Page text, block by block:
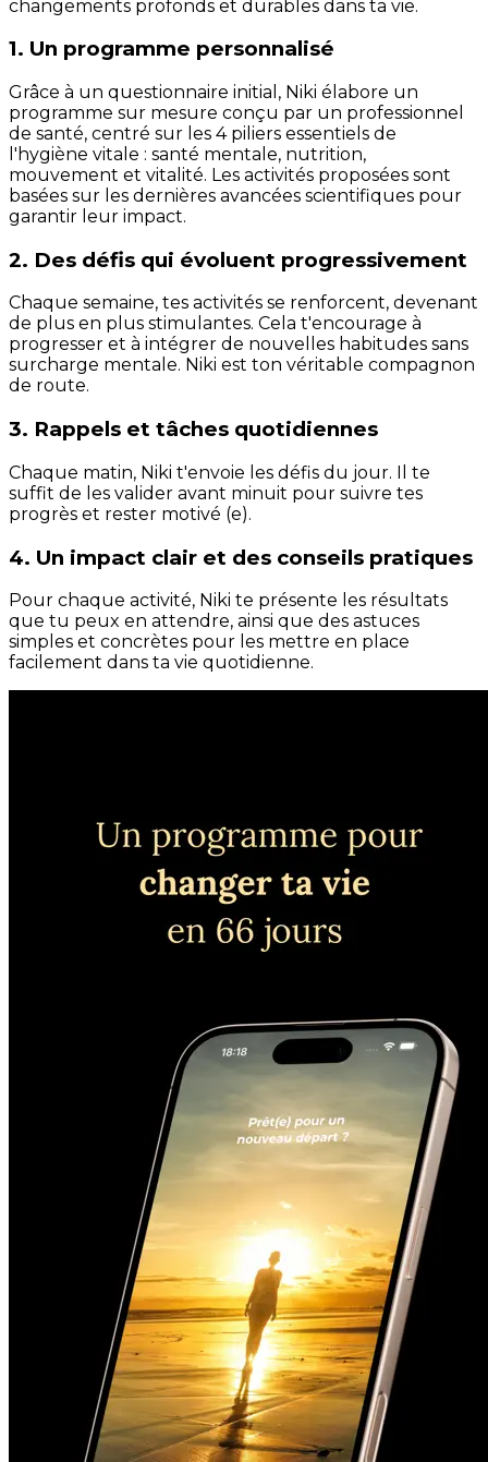
changements profonds et durables dans ta vie.
1. Un programme personnalisé
Grâce à un questionnaire initial, Niki élabore un
programme sur mesure conçu par un professionnel
de santé, centré sur les 4 piliers essentiels de
l'hygiène vitale : santé mentale, nutrition,
mouvement et vitalité. Les activités proposées sont
basées sur les dernières avancées scientifiques pour
garantir leur impact.
2. Des défis qui évoluent progressivement
Chaque semaine, tes activités se renforcent, devenant
de plus en plus stimulantes. Cela t'encourage à
progresser et à intégrer de nouvelles habitudes sans
surcharge mentale. Niki est ton véritable compagnon
de route.
3. Rappels et tâches quotidiennes
Chaque matin, Niki t'envoie les défis du jour. Il te
suffit de les valider avant minuit pour suivre tes
progrès et rester motivé (e).
4. Un impact clair et des conseils pratiques
Pour chaque activité, Niki te présente les résultats
que tu peux en attendre, ainsi que des astuces
simples et concrètes pour les mettre en place
facilement dans ta vie quotidienne.